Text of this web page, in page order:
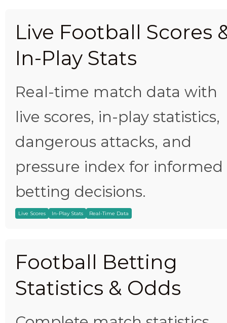
Live Football Scores
In-Play Stats
Real-time match data with
live scores, in-play statistics,
dangerous attacks, and
pressure index for informed
betting decisions.
Live Scores In-Play Stats Real-Time Data
Football Betting
Statistics & Odds